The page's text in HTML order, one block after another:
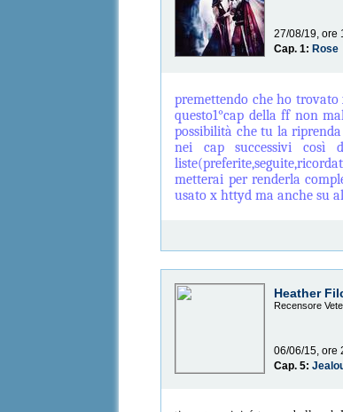
27/08/19, ore
Cap. 1: Rose
premettendo che ho
questo1°cap della ff non
possibilità che tu la
nei cap successivi così
metterai per renderla
usato x httyd ma anche su
Heather
Recensore
06/06/15, ore
Cap. 5: